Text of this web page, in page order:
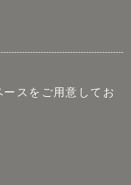
スをご用意してお